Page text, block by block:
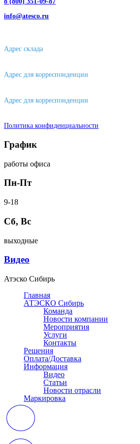
info@atesco.ru
Адрес склада
Адрес для корреспонденции
Адрес для корреспонденции
Политика конфиденциальности
График
работы офиса
Пн-Пт
9-18
Сб, Вс
выходные
Видео
Атэско Сибирь
Главная
АТЭСКО Сибирь
Команда
Новости компании
Мероприятия
Услуги
Контакты
Решения
Оплата/Доставка
Информация
Видео
Статьи
Новости отрасли
Маркировка